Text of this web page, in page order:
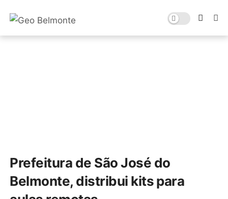
Prefeitura de São José do
Belmonte, distribui kits para